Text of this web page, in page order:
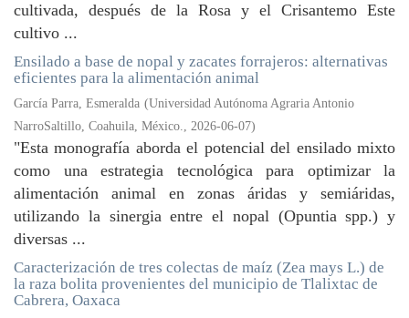
cultivada, después de la Rosa y el Crisantemo Este
cultivo ...
Ensilado a base de nopal y zacates forrajeros: alternativas
eficientes para la alimentación animal
García Parra, Esmeralda (Universidad Autónoma Agraria Antonio
NarroSaltillo, Coahuila, México., 2026-06-07)
"Esta monografía aborda el potencial del ensilado mixto
como una estrategia tecnológica para optimizar la
alimentación animal en zonas áridas y semiáridas,
utilizando la sinergia entre el nopal (Opuntia spp.) y
diversas ...
Caracterización de tres colectas de maíz (Zea mays L.) de
la raza bolita provenientes del municipio de Tlalixtac de
Cabrera, Oaxaca